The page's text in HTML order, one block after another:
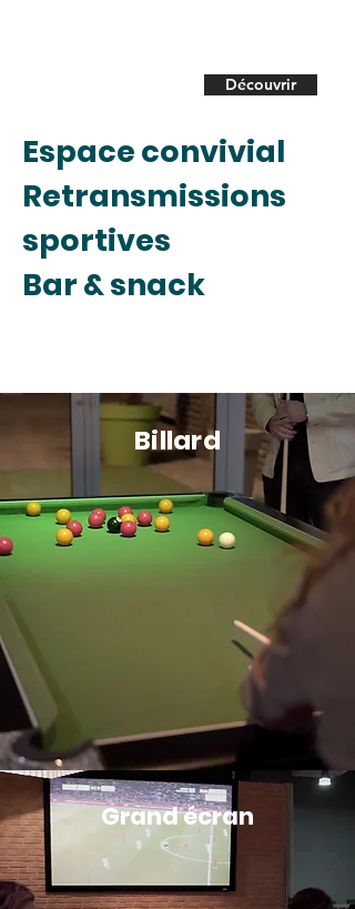
Découvrir
Espace convivial
Retransmissions
sportives
Bar & snack
Billard
Grand écran